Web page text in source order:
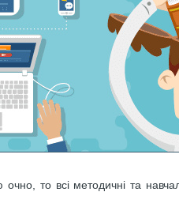
очно, то всі методичні та